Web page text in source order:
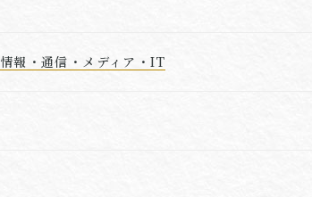
情報・通信・メディア・IT